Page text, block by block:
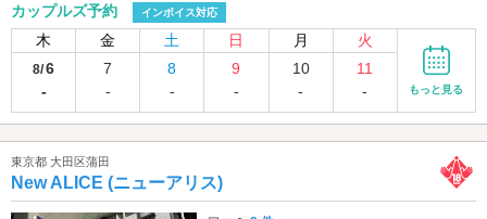
カップルズ予約 インボイス対応
木 金 土 日 月 火
8/6
-
7
-
8
-
9
-
10
-
11
-
もっと見る
東京都 大田区蒲田
New ALICE (ニューアリス)